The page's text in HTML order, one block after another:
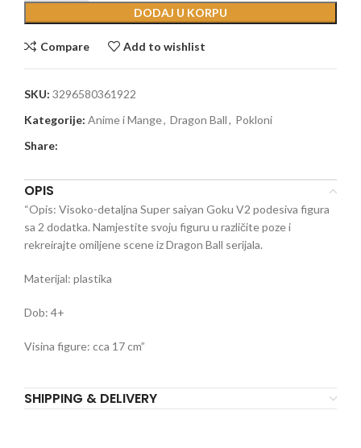
DODAJ U KORPU
Compare Add to wishlist
SKU: 3296580361922
Kategorije: Anime i Mange, Dragon Ball, Pokloni
Share:
OPIS
“Opis: Visoko-detaljna Super saiyan Goku V2 podesiva figura
sa 2 dodatka. Namjestite svoju figuru u različite poze i
rekreirajte omiljene scene iz Dragon Ball serijala.
Materijal: plastika
Dob: 4+
Visina figure: cca 17 cm”
SHIPPING & DELIVERY